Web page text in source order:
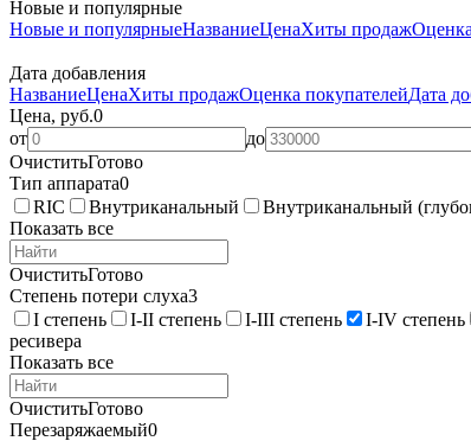
Новые и популярные
Новые и популярныеНазваниеЦенаХиты продаж
Дата добавления
НазваниеЦенаХиты продажОценка покупателейДата
Цена, руб.0
от
до
ОчиститьГотово
Тип аппарата0
RIC
Внутриканальный Внутриканальный
Показать все
ОчиститьГотово
Степень потери слуха3
I степень
I-II степень I-III степень I-IV степень
ресивера
Показать все
ОчиститьГотово
Перезаряжаемый0